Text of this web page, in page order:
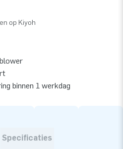
op Kiyoh
binnen 1 werkdag
Specificaties